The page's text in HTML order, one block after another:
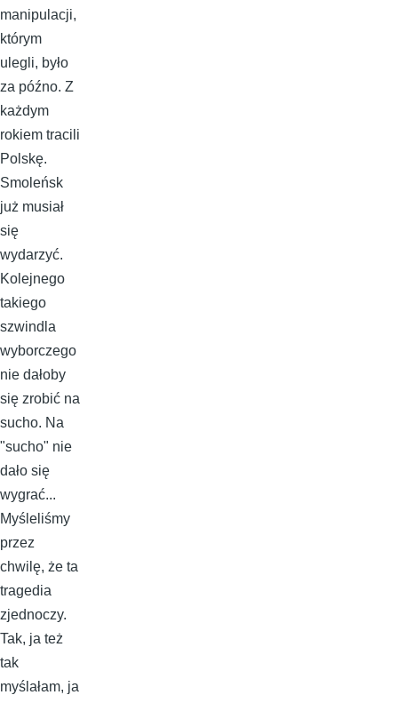
manipulacji,
którym
ulegli, było
za późno. Z
każdym
rokiem tracili
Polskę.
Smoleńsk
już musiał
się
wydarzyć.
Kolejnego
takiego
szwindla
wyborczego
nie dałoby
się zrobić na
sucho. Na
"sucho" nie
dało się
wygrać...
Myśleliśmy
przez
chwilę, że ta
tragedia
zjednoczy.
Tak, ja też
tak
myślałam, ja